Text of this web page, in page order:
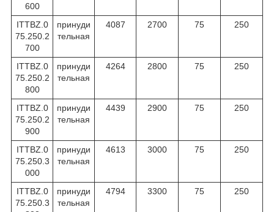
600
ITTBZ.0
75.250.2
700
принуди
тельная
4087 2700 75 250
ITTBZ.0
75.250.2
800
принуди
тельная
4264 2800 75 250
ITTBZ.0
75.250.2
900
принуди
тельная
4439 2900 75 250
ITTBZ.0
75.250.3
000
принуди
тельная
4613 3000 75 250
ITTBZ.0
75.250.3
принуди
тельная
4794 3300 75 250